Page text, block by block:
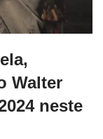
Walter
neste